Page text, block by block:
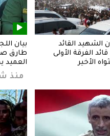
الشهيد القائد
الفرقة الأولى
الأخير
بيان
طارق
منذ